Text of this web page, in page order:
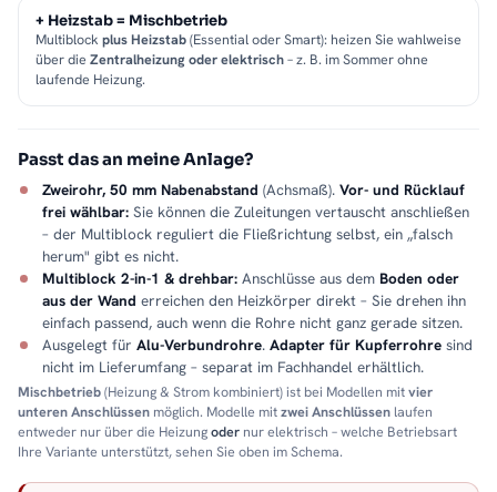
+ Heizstab = Mischbetrieb
Multiblock plus Heizstab(Essential oder Smart): heizen Sie wahlweise
über die Zentralheizung oder elektrisch– z. B. im Sommer ohne
laufende Heizung.
Passt das an meine Anlage?
Zweirohr, 50 mm Nabenabstand (Achsmaß). Vor- und Rücklauf
frei wählbar: Sie können die Zuleitungen vertauscht anschließen
– der Multiblock reguliert die Fließrichtung selbst, ein „falsch
herum" gibt es nicht.
Multiblock 2-in-1 & drehbar: Anschlüsse aus dem Boden oder
aus der Wand erreichen den Heizkörper direkt – Sie drehen ihn
einfach passend, auch wenn die Rohre nicht ganz gerade sitzen.
Ausgelegt für Alu-Verbundrohre. Adapter für Kupferrohre sind
nicht im Lieferumfang – separat im Fachhandel erhältlich.
Mischbetrieb(Heizung & Strom kombiniert) ist bei Modellen mitvier
unteren Anschlüssen möglich. Modelle mitzwei Anschlüssen laufen
entweder nur über die Heizungoder nur elektrisch – welche Betriebsart
Ihre Variante unterstützt, sehen Sie oben im Schema.